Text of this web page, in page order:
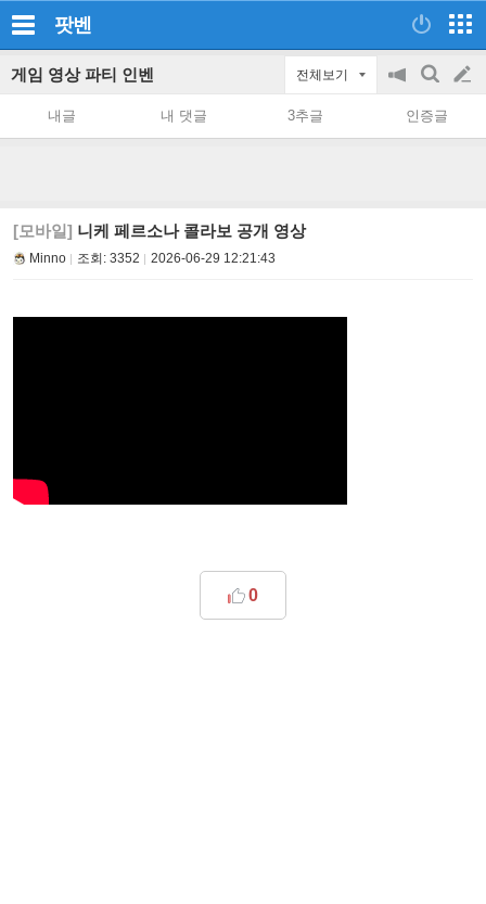
팟벤
게임 영상 파티 인벤 전체보기
공
on/off
검
색
글
쓰
내글 내 댓글 3추글 인증글
[모바일] 니케 페르소나 콜라보 공개 영상
Minno 조회: 3352 2026-06-29 12:21:43
0